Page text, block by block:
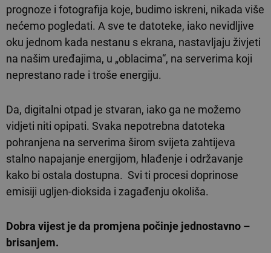
prognoze i fotografija koje, budimo iskreni, nikada više
nećemo pogledati. A sve te datoteke, iako nevidljive
oku jednom kada nestanu s ekrana, nastavljaju živjeti
na našim uređajima, u „oblacima“, na serverima koji
neprestano rade i troše energiju.
Da, digitalni otpad je stvaran, iako ga ne možemo
vidjeti niti opipati. Svaka nepotrebna datoteka
pohranjena na serverima širom svijeta zahtijeva
stalno napajanje energijom, hlađenje i održavanje
kako bi ostala dostupna. Svi ti procesi doprinose
emisiji ugljen-dioksida i zagađenju okoliša.
Dobra vijest je da promjena počinje jednostavno –
brisanjem.